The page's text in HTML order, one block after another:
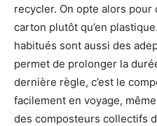
recycler. On opte alors
carton plutôt qu’en plastique.
habitués sont aussi des
permet de prolonger la
dernière règle, c’est le
facilement en voyage,
des composteurs collectifs